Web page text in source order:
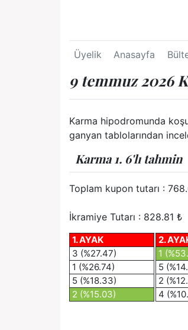
Üyelik Anasayfa
9 temmuz 2026
Karma hipodromunda
ganyan tablolarından
Karma 1. 6'lı tahmin
Toplam kupon tutarı :
İkramiye Tutarı : 828.81 ₺
1. AYAK
3 (%27.47)
1 (%26.74)
5 (%18.33)
2 (%15.03)
2.
1
5
2
4